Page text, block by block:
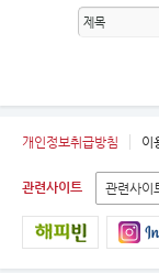
개인정보취급방침 이
관련사이트 관련사이